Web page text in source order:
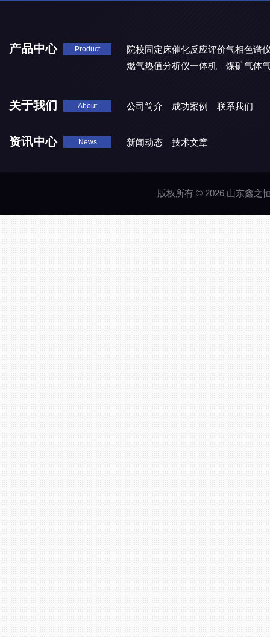
产品中心 Product
院校固定床催化反应评价气相色谱
燃气热值分析仪一体机
煤矿气体
关于我们 About 公司简介 成功案例 联系我们
资讯中心 News 新闻动态 技术文章
版权所有 © 2026 山东鑫之